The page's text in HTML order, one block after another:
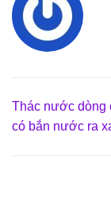
Thác nước dòng
có bắn nước ra